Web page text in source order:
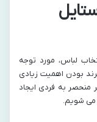
لباس، مورد توجه
بودن اهمیت زیادی
منحصر به فردی ایجاد
می‌ شویم.